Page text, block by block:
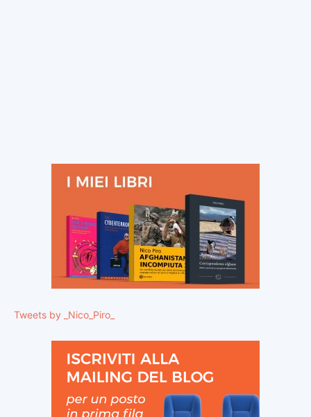
Tweets by _Nico_Piro_